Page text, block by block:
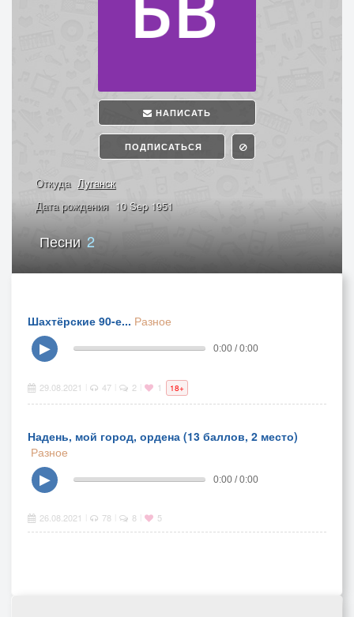
НАПИСАТЬ
ПОДПИСАТЬСЯ
Откуда Луганск
Дата рождения 10 Sep 1951
Песни 2
Шахтёрские 90-е... Разное
▶
0:00 / 0:00
29.08.2021 47 2 1 18+
Надень, мой город, ордена (13 баллов, 2 место)
Разное
▶
0:00 / 0:00
26.08.2021 78 8 5